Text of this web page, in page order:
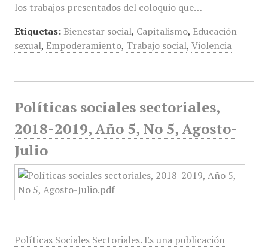
los trabajos presentados del coloquio que…
Etiquetas: Bienestar social, Capitalismo, Educación
sexual, Empoderamiento, Trabajo social, Violencia
Políticas sociales sectoriales,
2018-2019, Año 5, No 5, Agosto-
Julio
Políticas Sociales Sectoriales. Es una publicación